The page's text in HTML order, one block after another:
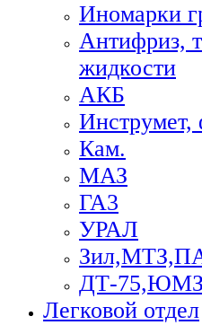
Иномарки
Антифриз,
жидкости
АКБ
Инструмет,
Кам.
МАЗ
ГА3
УРАЛ
ДТ-
Легковой отдел